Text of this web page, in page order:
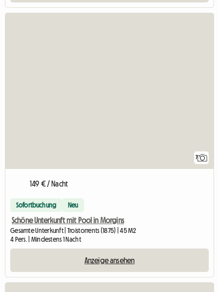
7
149 € / Nacht
Sofortbuchung Neu
Schöne Unterkunft mit Pool in Morgins
Gesamte Unterkunft | Troistorrents (1875) | 45 M2
4 Pers. | Mindestens 1 Nacht
Anzeige ansehen